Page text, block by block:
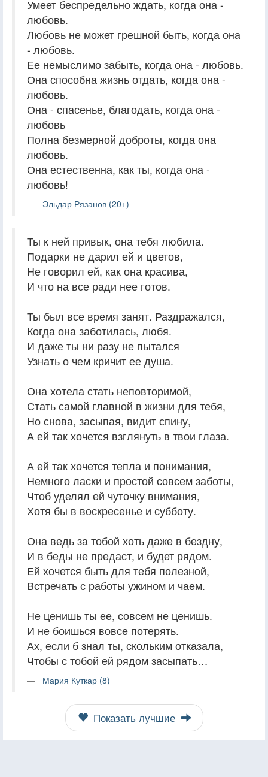
Умеет беспредельно ждать, когда она -
любовь.
Любовь не может грешной быть, когда она
- любовь.
Ее немыслимо забыть, когда она - любовь.
Она способна жизнь отдать, когда она -
любовь.
Она - спасенье, благодать, когда она -
любовь
Полна безмерной доброты, когда она
любовь.
Она естественна, как ты, когда она -
любовь!
Эльдар Рязанов (20+)
Ты к ней привык, она тебя любила.
Подарки не дарил ей и цветов,
Не говорил ей, как она красива,
И что на все ради нее готов.
Ты был все время занят. Раздражался,
Когда она заботилась, любя.
И даже ты ни разу не пытался
Узнать о чем кричит ее душа.
Она хотела стать неповторимой,
Стать самой главной в жизни для тебя,
Но снова, засыпая, видит спину,
А ей так хочется взглянуть в твои глаза.
А ей так хочется тепла и понимания,
Немного ласки и простой совсем заботы,
Чтоб уделял ей чуточку внимания,
Хотя бы в воскресенье и субботу.
Она ведь за тобой хоть даже в бездну,
И в беды не предаст, и будет рядом.
Ей хочется быть для тебя полезной,
Встречать с работы ужином и чаем.
Не ценишь ты ее, совсем не ценишь.
И не боишься вовсе потерять.
Ах, если б знал ты, скольким отказала,
Чтобы с тобой ей рядом засыпать…
Мария Куткар (8)
Показать лучшие